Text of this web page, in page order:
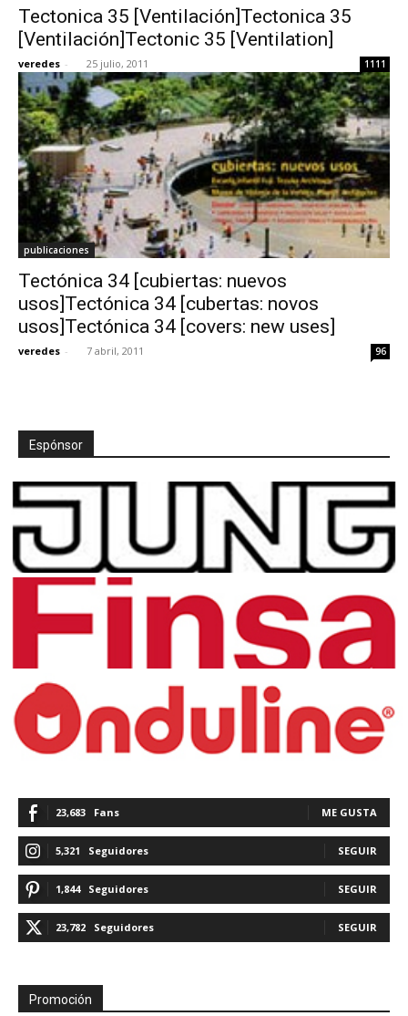
Tectonica 35 [Ventilación]Tectonica 35
[Ventilación]Tectonic 35 [Ventilation]
veredes - 25 julio, 2011 1111
publicaciones
Tectónica 34 [cubiertas: nuevos
usos]Tectónica 34 [cubertas: novos
usos]Tectónica 34 [covers: new uses]
veredes - 7 abril, 2011 96
Espónsor
23,683 Fans ME GUSTA
5,321 Seguidores SEGUIR
1,844 Seguidores SEGUIR
23,782 Seguidores SEGUIR
Promoción